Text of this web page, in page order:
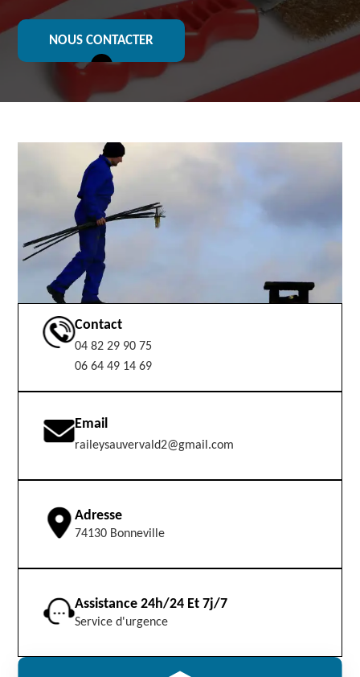
NOUS CONTACTER
Contact
04 82 29 90 75
06 64 49 14 69
Email
raileysauvervald2@gmail.com
Adresse
74130 Bonneville
Assistance 24h/24 Et 7j/7
Service d'urgence